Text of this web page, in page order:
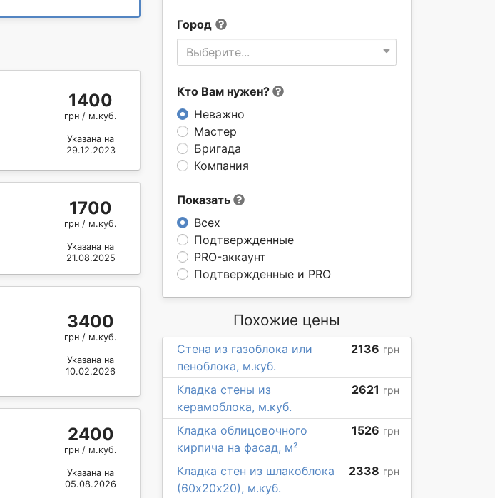
Город
Выберите...
Кто Вам нужен?
Неважно
Мастер
Бригада
Компания
Показать
Всех
Подтвержденные
PRO-аккаунт
Подтвержденные и PRO
1400
грн / м.куб.
Указана на
29.12.2023
1700
грн / м.куб.
Указана на
21.08.2025
3400
грн / м.куб.
Указана на
10.02.2026
2400
грн / м.куб.
Указана на
05.08.2026
Похожие цены
Стена из газоблока или
пеноблока, м.куб.
2136 грн
Кладка стены из
керамоблока, м.куб.
2621 грн
Кладка облицовочного
кирпича на фасад, м²
1526 грн
Кладка стен из шлакоблока
(60х20х20), м.куб.
2338 грн